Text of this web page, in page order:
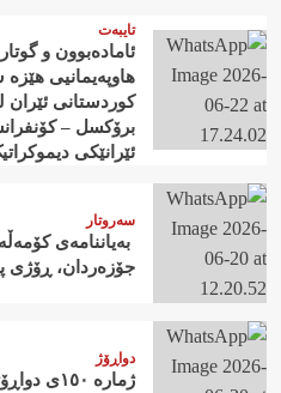
تایبەت
ئامادەبوون و
هاوپەیمانیی
کوردستانی ئێران
برۆکسل –
ئێرانێکی
سەروتار
جۆزەردان، ڕۆژی
دواڕۆژ
ژمارە